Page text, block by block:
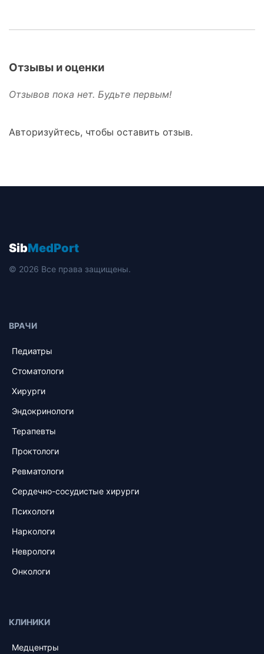
Отзывы и оценки
Отзывов пока нет. Будьте первым!
Авторизуйтесь, чтобы оставить отзыв.
SibMedPort
© 2026 Все права защищены.
ВРАЧИ
Педиатры
Стоматологи
Хирурги
Эндокринологи
Терапевты
Проктологи
Ревматологи
Сердечно-сосудистые хирурги
Психологи
Наркологи
Неврологи
Онкологи
КЛИНИКИ
Медцентры